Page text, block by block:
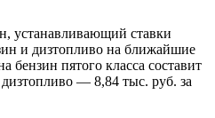
устанавливающий ставки
и дизтопливо на ближайшие
бензин пятого класса составит
— 8,84 тыс. руб. за